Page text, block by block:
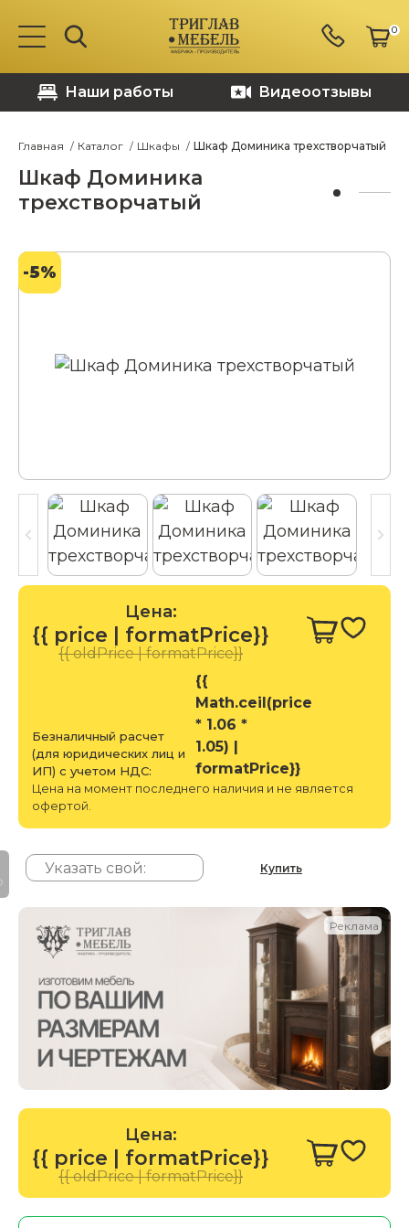
0
Наши работы Видеоотзывы
Главная Каталог Шкафы Шкаф Доминика трехстворчатый
Шкаф Доминика
трехстворчатый
-5%
Цена:
{{ price | formatPrice}}
{{ oldPrice | formatPrice}}
Безналичный расчет
(для юридических лиц и
ИП) с учетом НДС:
{{
Math.ceil(price
* 1.06 *
1.05) |
formatPrice}}
Цена на момент последнего наличия и не является
офертой.
Купить
Реклама
Цена:
{{ price | formatPrice}}
{{ oldPrice | formatPrice}}